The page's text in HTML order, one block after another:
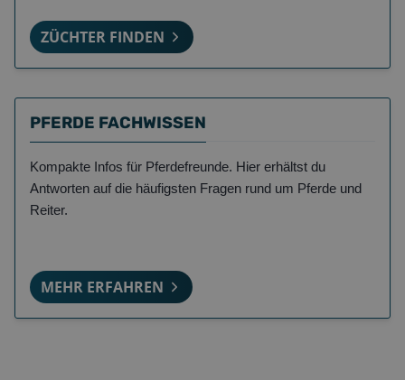
ZÜCHTER FINDEN
PFERDE FACHWISSEN
Kompakte Infos für Pferdefreunde. Hier erhältst du
Antworten auf die häufigsten Fragen rund um Pferde und
Reiter.
MEHR ERFAHREN